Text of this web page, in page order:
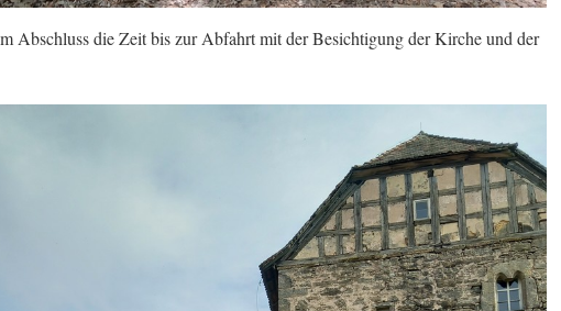
Abschluss die Zeit bis zur Abfahrt mit der Besichtigung der Kirche und der